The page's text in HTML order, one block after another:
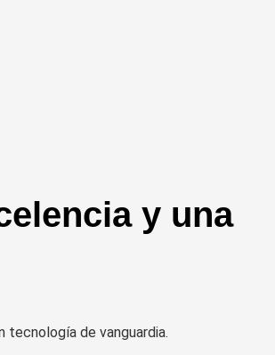
y una
tecnología de vanguardia.